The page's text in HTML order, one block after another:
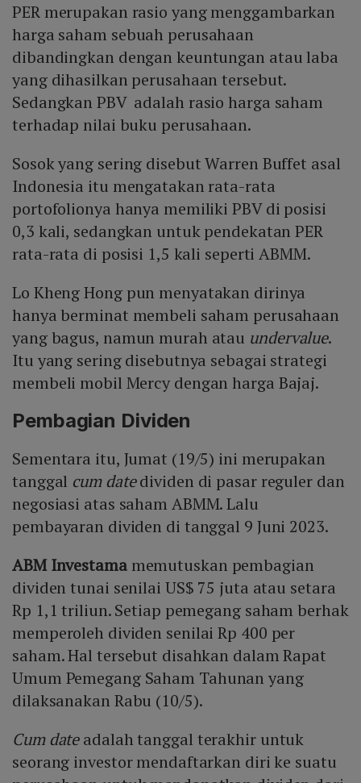
PER merupakan rasio yang menggambarkan
harga saham sebuah perusahaan
dibandingkan dengan keuntungan atau laba
yang dihasilkan perusahaan tersebut.
Sedangkan PBV adalah rasio harga saham
terhadap nilai buku perusahaan.
Sosok yang sering disebut Warren Buffet asal
Indonesia itu mengatakan rata-rata
portofolionya hanya memiliki PBV di posisi
0,3 kali, sedangkan untuk pendekatan PER
rata-rata di posisi 1,5 kali seperti ABMM.
Lo Kheng Hong pun menyatakan dirinya
hanya berminat membeli saham perusahaan
yang bagus, namun murah atau undervalue.
Itu yang sering disebutnya sebagai strategi
membeli mobil Mercy dengan harga Bajaj.
Pembagian Dividen
Sementara itu, Jumat (19/5) ini merupakan
tanggal cum datedividen di pasar reguler dan
negosiasi atas saham ABMM. Lalu
pembayaran dividen di tanggal 9 Juni 2023.
ABM Investama memutuskan pembagian
dividen tunai senilai US$ 75 juta atau setara
Rp 1,1 triliun. Setiap pemegang saham berhak
memperoleh dividen senilai Rp 400 per
saham. Hal tersebut disahkan dalam Rapat
Umum Pemegang Saham Tahunan yang
dilaksanakan Rabu (10/5).
Cum dateadalah tanggal terakhir untuk
seorang investor mendaftarkan diri ke suatu